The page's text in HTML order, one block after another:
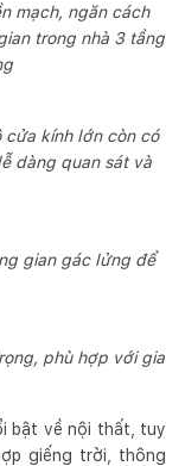
mạch, ngăn cách
trong nhà 3 tầng
cửa kính lớn còn có
dàng quan sát và
gian gác lửng để
phù hợp với gia
bật về nội thất, tuy
giếng trời, thông